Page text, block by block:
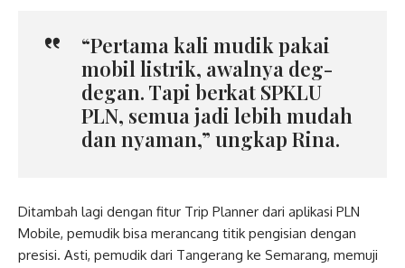
“Pertama kali mudik pakai
mobil listrik, awalnya deg-
degan. Tapi berkat SPKLU
PLN, semua jadi lebih mudah
dan nyaman,” ungkap Rina.
Ditambah lagi dengan fitur Trip Planner dari aplikasi PLN
Mobile, pemudik bisa merancang titik pengisian dengan
presisi. Asti, pemudik dari Tangerang ke Semarang, memuji